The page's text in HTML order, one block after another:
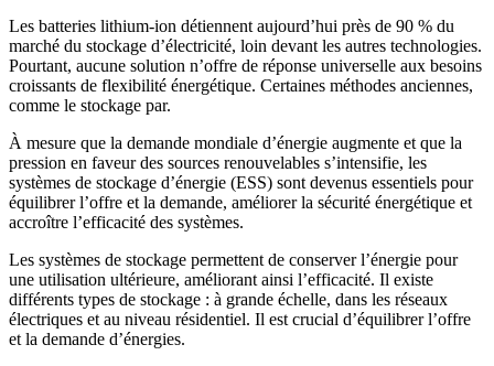
Les batteries lithium-ion détiennent aujourd’hui près de 90 % du
marché du stockage d’électricité, loin devant les autres technologies.
Pourtant, aucune solution n’offre de réponse universelle aux besoins
croissants de flexibilité énergétique. Certaines méthodes anciennes,
comme le stockage par.
À mesure que la demande mondiale d’énergie augmente et que la
pression en faveur des sources renouvelables s’intensifie, les
systèmes de stockage d’énergie (ESS) sont devenus essentiels pour
équilibrer l’offre et la demande, améliorer la sécurité énergétique et
accroître l’efficacité des systèmes.
Les systèmes de stockage permettent de conserver l’énergie pour
une utilisation ultérieure, améliorant ainsi l’efficacité. Il existe
différents types de stockage : à grande échelle, dans les réseaux
électriques et au niveau résidentiel. Il est crucial d’équilibrer l’offre
et la demande d’énergies.